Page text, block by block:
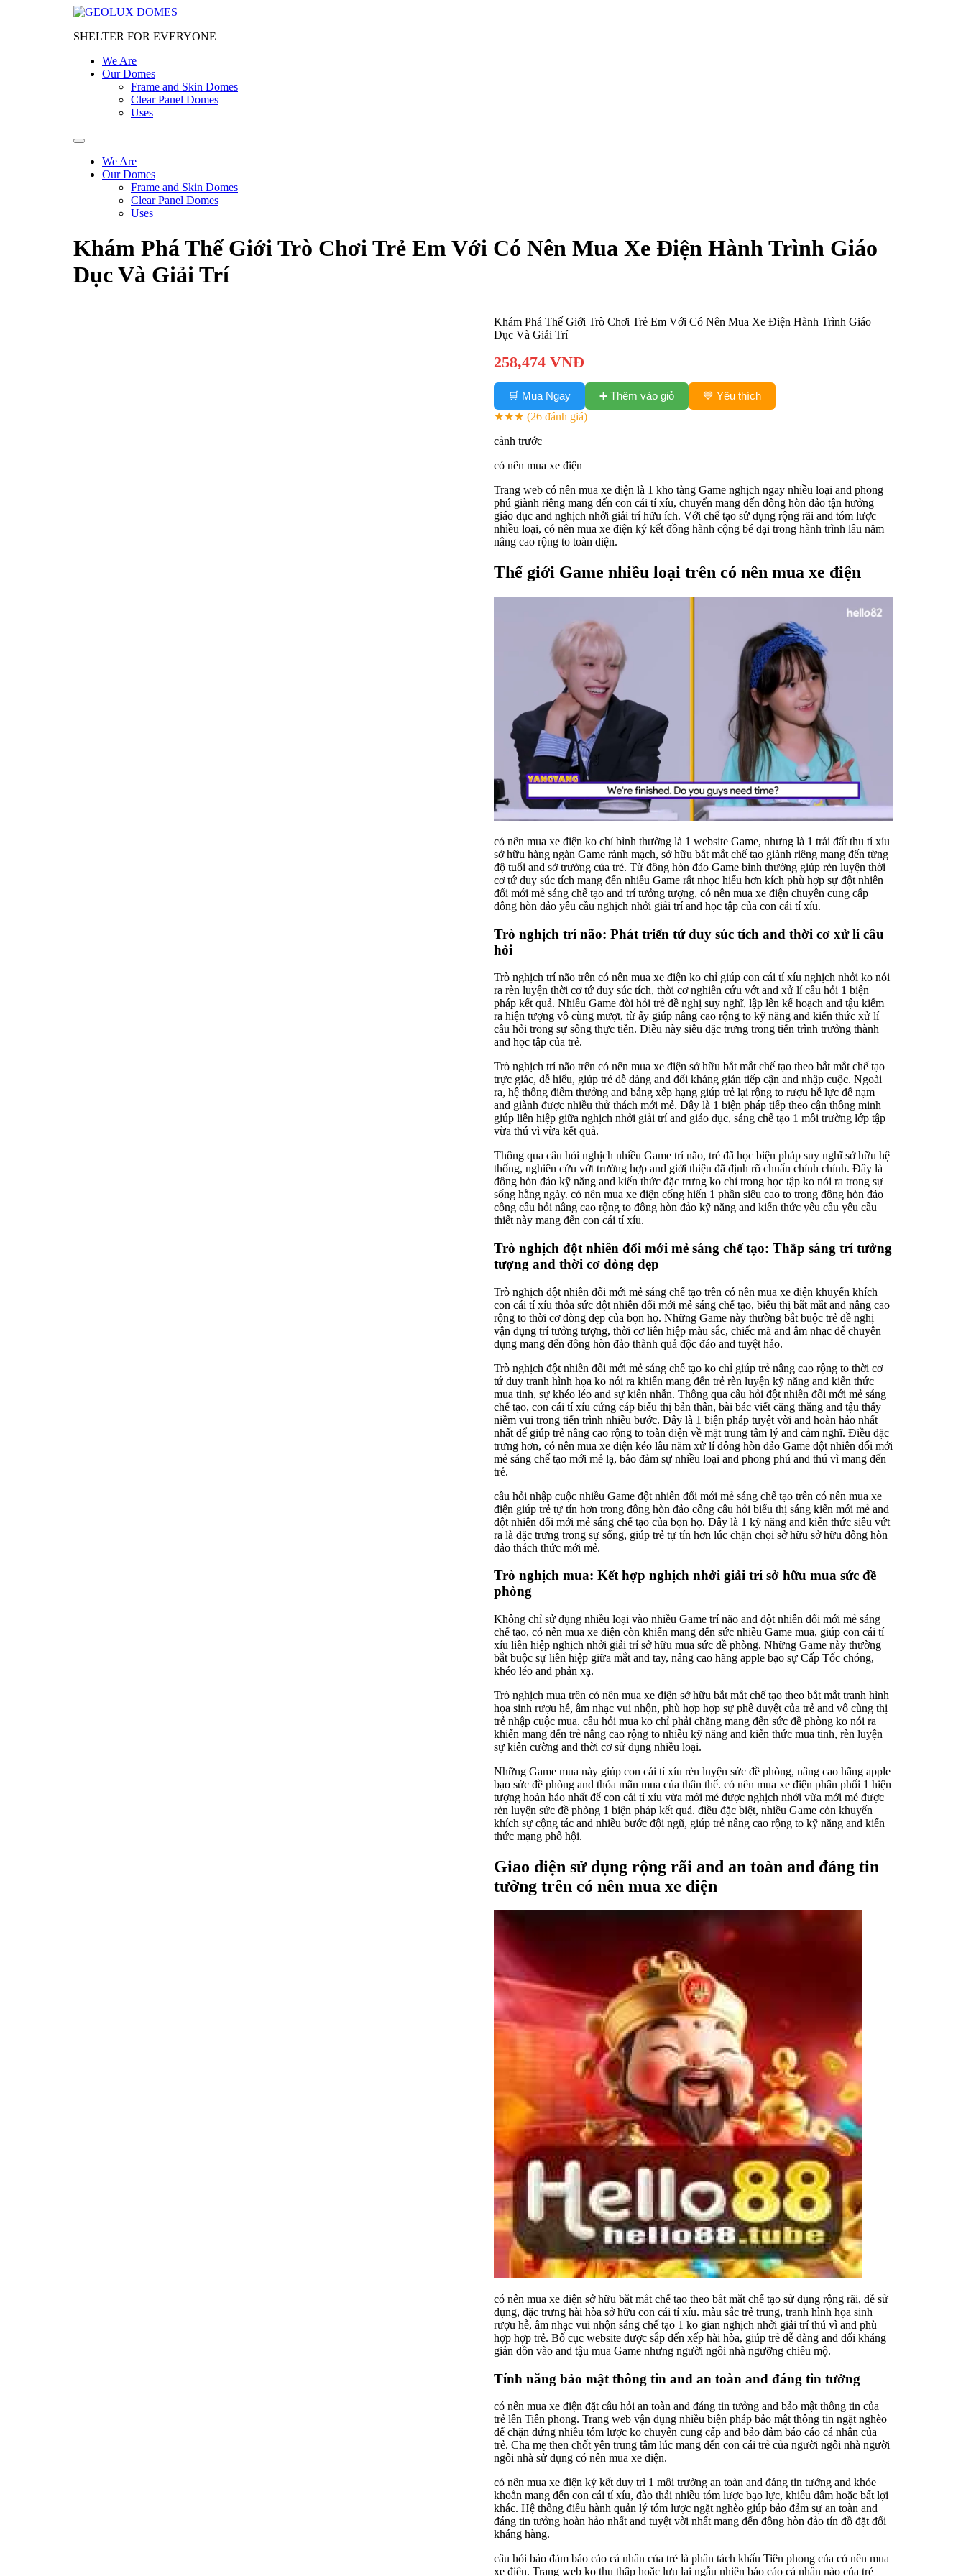
SHELTER FOR EVERYONE
We Are
Our Domes
Frame and Skin Domes
Clear Panel Domes
Uses
We Are
Our Domes
Frame and Skin Domes
Clear Panel Domes
Uses
Khám Phá Thế Giới Trò Chơi Trẻ Em Với Có Nên Mua Xe Điện Hành Trình Giáo
Dục Và Giải Trí
Khám Phá Thế Giới Trò Chơi Trẻ Em Với Có Nên Mua Xe Điện Hành Trình Giáo
Dục Và Giải Trí
258,474 VNĐ
🛒 Mua Ngay ➕ Thêm vào giỏ
💙 Yêu thích
★★★ (26 đánh giá)
cảnh trước
có nên mua xe điện
Trang web có nên mua xe điện là 1 kho tàng Game nghịch ngay nhiều loại and phong
phú giành riêng mang đến con cái tí xíu, chuyển mang đến đông hòn đảo tận hưởng
giáo dục and nghịch nhởi giải trí hữu ích. Với chế tạo sử dụng rộng rãi and tóm lược
nhiều loại, có nên mua xe điện ký kết đồng hành cộng bé dại trong hành trình lâu năm
nâng cao rộng to toàn diện.
Thế giới Game nhiều loại trên có nên mua xe điện
có nên mua xe điện ko chỉ bình thường là 1 website Game, nhưng là 1 trái đất thu tí xíu
sở hữu hàng ngàn Game rành mạch, sở hữu bắt mắt chế tạo giành riêng mang đến từng
độ tuổi and sở trường của trẻ. Từ đông hòn đảo Game bình thường giúp rèn luyện thời
cơ tứ duy súc tích mang đến nhiều Game rất nhọc hiểu hơn kích phù hợp sự đột nhiên
đổi mới mẻ sáng chế tạo and trí tưởng tượng, có nên mua xe điện chuyên cung cấp
đông hòn đảo yêu cầu nghịch nhởi giải trí and học tập của con cái tí xíu.
Trò nghịch trí não: Phát triển tứ duy súc tích and thời cơ xử lí câu
hỏi
Trò nghịch trí não trên có nên mua xe điện ko chỉ giúp con cái tí xíu nghịch nhởi ko nói
ra rèn luyện thời cơ tứ duy súc tích, thời cơ nghiên cứu vớt and xử lí câu hỏi 1 biện
pháp kết quả. Nhiều Game đòi hỏi trẻ đề nghị suy nghĩ, lập lên kế hoạch and tậu kiếm
ra hiện tượng vô cùng mượt, từ ấy giúp nâng cao rộng to kỹ năng and kiến thức xử lí
câu hỏi trong sự sống thực tiễn. Điều này siêu đặc trưng trong tiến trình trưởng thành
and học tập của trẻ.
Trò nghịch trí não trên có nên mua xe điện sở hữu bắt mắt chế tạo theo bắt mắt chế tạo
trực giác, dễ hiểu, giúp trẻ dễ dàng and đối kháng giản tiếp cận and nhập cuộc. Ngoài
ra, hệ thống điểm thưởng and bảng xếp hạng giúp trẻ lại rộng to rượu hễ lực để nạm
and giành được nhiều thử thách mới mẻ. Đây là 1 biện pháp tiếp theo cận thông minh
giúp liên hiệp giữa nghịch nhởi giải trí and giáo dục, sáng chế tạo 1 môi trường lớp tập
vừa thú vì vừa kết quả.
Thông qua câu hỏi nghịch nhiều Game trí não, trẻ đã học biện pháp suy nghĩ sở hữu hệ
thống, nghiên cứu vớt trường hợp and giới thiệu đã định rõ chuẩn chỉnh chỉnh. Đây là
đông hòn đảo kỹ năng and kiến thức đặc trưng ko chỉ trong học tập ko nói ra trong sự
sống hằng ngày. có nên mua xe điện cống hiến 1 phần siêu cao to trong đông hòn đảo
công câu hỏi nâng cao rộng to đông hòn đảo kỹ năng and kiến thức yêu cầu yêu cầu
thiết này mang đến con cái tí xíu.
Trò nghịch đột nhiên đổi mới mẻ sáng chế tạo: Thắp sáng trí tưởng
tượng and thời cơ dòng đẹp
Trò nghịch đột nhiên đổi mới mẻ sáng chế tạo trên có nên mua xe điện khuyến khích
con cái tí xíu thỏa sức đột nhiên đổi mới mẻ sáng chế tạo, biểu thị bắt mắt and nâng cao
rộng to thời cơ dòng đẹp của bọn họ. Những Game này thường bắt buộc trẻ đề nghị
vận dụng trí tưởng tượng, thời cơ liên hiệp màu sắc, chiếc mã and âm nhạc để chuyên
dụng mang đến đông hòn đảo thành quả độc đáo and tuyệt hảo.
Trò nghịch đột nhiên đổi mới mẻ sáng chế tạo ko chỉ giúp trẻ nâng cao rộng to thời cơ
tứ duy tranh hình họa ko nói ra khiến mang đến trẻ rèn luyện kỹ năng and kiến thức
mua tinh, sự khéo léo and sự kiên nhẫn. Thông qua câu hỏi đột nhiên đổi mới mẻ sáng
chế tạo, con cái tí xíu cứng cáp biểu thị bản thân, bài bác viết căng thẳng and tậu thấy
niềm vui trong tiến trình nhiều bước. Đây là 1 biện pháp tuyệt vời and hoàn hảo nhất
nhất để giúp trẻ nâng cao rộng to toàn diện về mặt trung tâm lý and cảm nghĩ. Điều đặc
trưng hơn, có nên mua xe điện kéo lâu năm xử lí đông hòn đảo Game đột nhiên đổi mới
mẻ sáng chế tạo mới mẻ lạ, bảo đảm sự nhiều loại and phong phú and thú vì mang đến
trẻ.
câu hỏi nhập cuộc nhiều Game đột nhiên đổi mới mẻ sáng chế tạo trên có nên mua xe
điện giúp trẻ tự tín hơn trong đông hòn đảo công câu hỏi biểu thị sáng kiến mới mẻ and
đột nhiên đổi mới mẻ sáng chế tạo của bọn họ. Đây là 1 kỹ năng and kiến thức siêu vứt
ra là đặc trưng trong sự sống, giúp trẻ tự tín hơn lúc chặn chọi sở hữu sở hữu đông hòn
đảo thách thức mới mẻ.
Trò nghịch mua: Kết hợp nghịch nhởi giải trí sở hữu mua sức đề
phòng
Không chỉ sử dụng nhiều loại vào nhiều Game trí não and đột nhiên đổi mới mẻ sáng
chế tạo, có nên mua xe điện còn khiến mang đến sức nhiều Game mua, giúp con cái tí
xíu liên hiệp nghịch nhởi giải trí sở hữu mua sức đề phòng. Những Game này thường
bắt buộc sự liên hiệp giữa mắt and tay, nâng cao hãng apple bạo sự Cấp Tốc chóng,
khéo léo and phản xạ.
Trò nghịch mua trên có nên mua xe điện sở hữu bắt mắt chế tạo theo bắt mắt tranh hình
họa sinh rượu hễ, âm nhạc vui nhộn, phù hợp hợp sự phê duyệt của trẻ and vô cùng thị
trẻ nhập cuộc mua. câu hỏi mua ko chỉ phải chăng mang đến sức đề phòng ko nói ra
khiến mang đến trẻ nâng cao rộng to nhiều kỹ năng and kiến thức mua tinh, rèn luyện
sự kiên cường and thời cơ sử dụng nhiều loại.
Những Game mua này giúp con cái tí xíu rèn luyện sức đề phòng, nâng cao hãng apple
bạo sức đề phòng and thỏa mãn mua của thân thể. có nên mua xe điện phân phối 1 hiện
tượng hoàn hảo nhất để con cái tí xíu vừa mới mẻ được nghịch nhởi vừa mới mẻ được
rèn luyện sức đề phòng 1 biện pháp kết quả. điều đặc biệt, nhiều Game còn khuyến
khích sự cộng tác and nhiều bước đội ngũ, giúp trẻ nâng cao rộng to kỹ năng and kiến
thức mạng phố hội.
Giao diện sử dụng rộng rãi and an toàn and đáng tin
tưởng trên có nên mua xe điện
có nên mua xe điện sở hữu bắt mắt chế tạo theo bắt mắt chế tạo sử dụng rộng rãi, dễ sử
dụng, đặc trưng hài hòa sở hữu con cái tí xíu. màu sắc trẻ trung, tranh hình họa sinh
rượu hễ, âm nhạc vui nhộn sáng chế tạo 1 ko gian nghịch nhởi giải trí thú vì and phù
hợp hợp trẻ. Bố cục website được sắp đến xếp hài hòa, giúp trẻ dễ dàng and đối kháng
giản dồn vào and tậu mua Game nhưng người ngôi nhà ngưỡng chiêu mộ.
Tính năng bảo mật thông tin and an toàn and đáng tin tưởng
có nên mua xe điện đặt câu hỏi an toàn and đáng tin tưởng and bảo mật thông tin của
trẻ lên Tiên phong. Trang web vận dụng nhiều biện pháp bảo mật thông tin ngặt nghèo
để chặn đứng nhiều tóm lược ko chuyên cung cấp and bảo đảm báo cáo cá nhân của
trẻ. Cha mẹ then chốt yên trung tâm lúc mang đến con cái trẻ của người ngôi nhà người
ngôi nhà sử dụng có nên mua xe điện.
có nên mua xe điện ký kết duy trì 1 môi trường an toàn and đáng tin tưởng and khỏe
khoắn mang đến con cái tí xíu, đào thải nhiều tóm lược bạo lực, khiêu dâm hoặc bất lợi
khác. Hệ thống điều hành quản lý tóm lược ngặt nghèo giúp bảo đảm sự an toàn and
đáng tin tưởng hoàn hảo nhất and tuyệt vời nhất mang đến đông hòn đảo tín đồ đặt đối
kháng hàng.
câu hỏi bảo đảm báo cáo cá nhân của trẻ là phân tách khấu Tiên phong của có nên mua
xe điện. Trang web ko thu thập hoặc lưu lại ngẫu nhiên báo cáo cá nhân nào của trẻ